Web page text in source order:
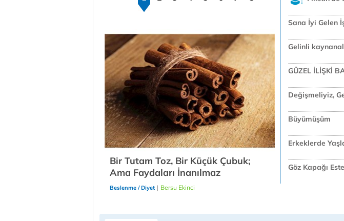
Bir Tutam Toz, Bir Küçük Çubuk;
Ama Faydaları İnanılmaz
Beslenme / Diyet | Bersu Ekinci
Sana İyi Gelen
Gelinli
GÜZEL İLİŞKİ
Değişmeliyiz,
Büyümüşüm
Erkeklerde
Göz Kapağı